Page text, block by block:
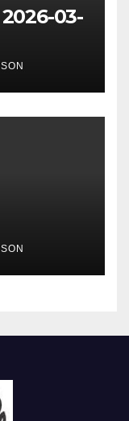
03-